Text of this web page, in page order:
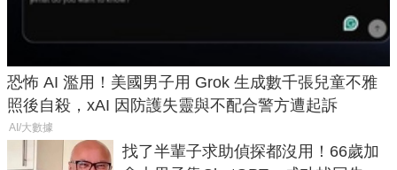
恐怖 AI 濫用！美國男子用 Grok 生成數千張兒童不雅
照後自殺，xAI 因防護失靈與不配合警方遭起訴
AI/大數據
找了半輩子求助偵探都沒用！66歲加